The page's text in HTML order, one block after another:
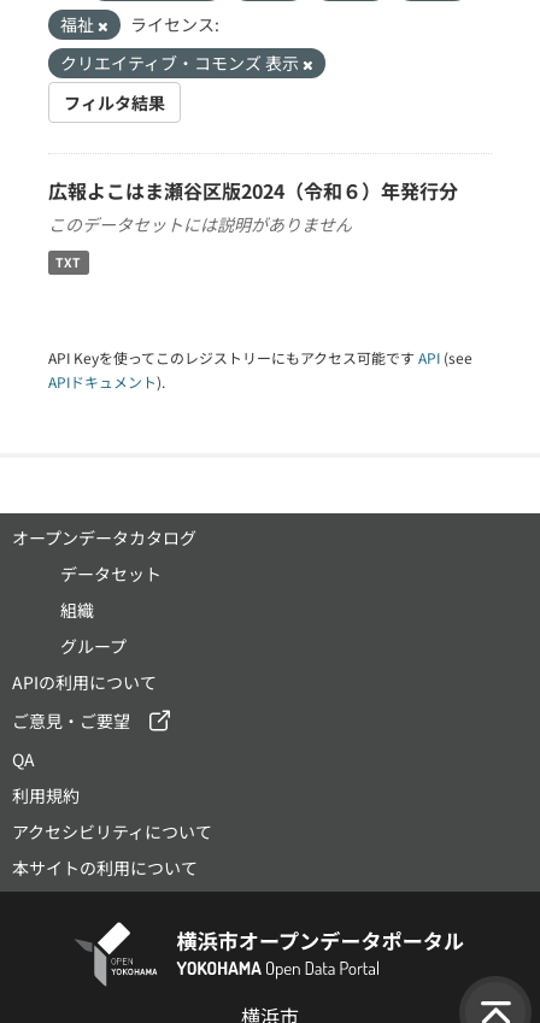
福祉
ライセンス:
クリエイティブ・コモンズ 表示
フィルタ結果
広報よこはま瀬谷区版2024（令和６）年発行分
このデータセットには説明がありません
TXT
API Keyを使ってこのレジストリーにもアクセス可能です API (see
APIドキュメント).
オープンデータカタログ
データセット
組織
グループ
APIの利用について
ご意見・ご要望
QA
利用規約
アクセシビリティについて
本サイトの利用について
横浜市